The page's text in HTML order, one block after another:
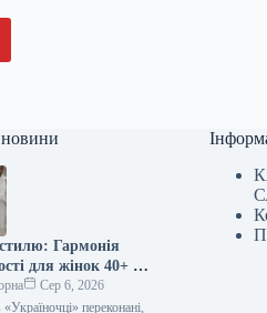
Гармонія
для жінок 40+ від
Сер 6, 2026
переконані,